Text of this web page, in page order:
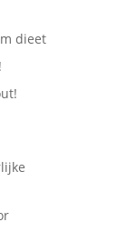
dieet